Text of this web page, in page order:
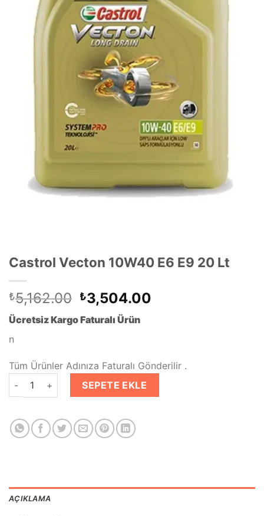
Castrol Vecton 10W40 E6 E9 20 Lt
₺5,162.00 Orijinal
fiyat:
₺5,162.00.
₺3,504.00
Ücretsiz Kargo Faturalı Ürün
n
Tüm Ürünler Adınıza Faturalı Gönderilir .
Castrol Vecton 10W40 E6 E9 20 Lt adet
SEPETE EKLE
AÇIKLAMA